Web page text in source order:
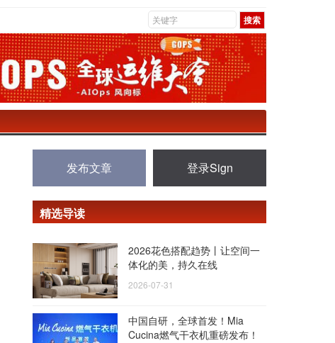
发布文章 登录Sign
精选导读
2026花色搭配趋势丨让空间一
体化的美，持久在线
2026-07-31
中国自研，全球首发！Mia
Cucina燃气干衣机重磅发布！